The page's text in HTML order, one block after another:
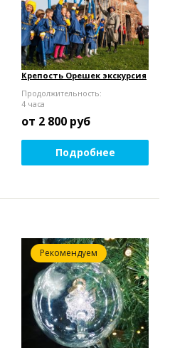
Крепость Орешек экскурсия
Продолжительность:
4 часа
от 2 800 руб
Подробнее
Рекомендуем